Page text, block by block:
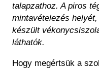
talapzathoz. A piros
mintavételezés
készült
láthatók.
Hogy megértsük a